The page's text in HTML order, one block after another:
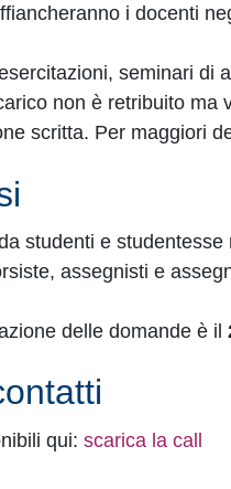
i docenti
seminari di
non è retribuito
scritta. Per maggiori
studenti e
assegnisti e
delle domande è il
qui: scarica la call